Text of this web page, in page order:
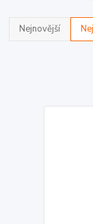
Nejnovější